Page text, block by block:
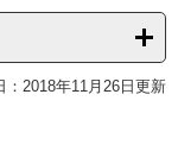
：2018年11月26日更新